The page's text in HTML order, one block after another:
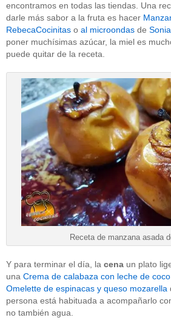
encontramos en todas las tiendas. Una
darle más sabor a la fruta es hacer
RebecaCocinitas o al microondas de Sonia
poner muchísimas azúcar, la miel es
puede quitar de la receta.
Receta de manzana asada
Y para terminar el día, la cena un plato
una Crema de calabaza con leche de
Omelette de espinacas y queso mozarella
persona está habituada a acompañarlo
no también agua.